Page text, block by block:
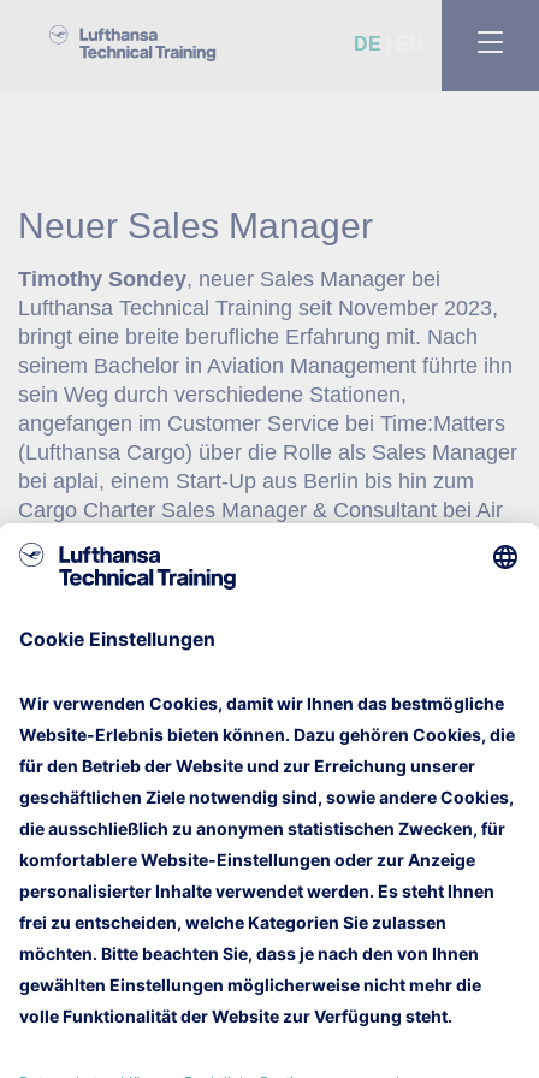
DE
Neuer Sales Manager
Timothy Sondey, neuer Sales Manager bei
Lufthansa Technical Training seit November 2023,
bringt eine breite berufliche Erfahrung mit. Nach
seinem Bachelor in Aviation Management führte ihn
sein Weg durch verschiedene Stationen,
angefangen im Customer Service bei Time:Matters
(Lufthansa Cargo) über die Rolle als Sales Manager
bei aplai, einem Start-Up aus Berlin bis hin zum
Cargo Charter Sales Manager & Consultant bei Air
Charter Service.
Timothy ein begeisterter Gravelbike-Fahrer,
Skifahrer und verfolgt mit Begeisterung Fußball.
und die Zusammenarbeit mit Kunden der Lufthansa
Technical Training!
Homepage Impressum
Rechtliche Hinweise
Kundennewsletter
Kontakt